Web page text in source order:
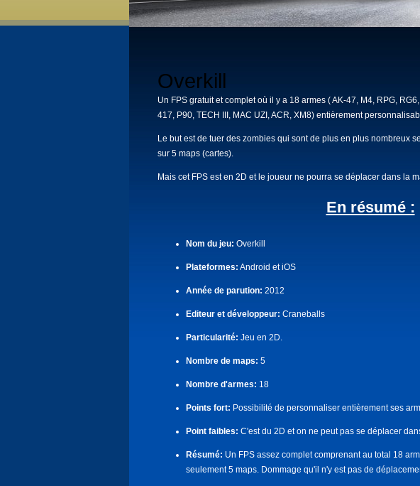
Overkill
Un FPS gratuit et complet où il y a 18 armes ( AK-47, M4, RPG,
417, P90, TECH III, MAC UZI, ACR, XM8) entièrement
Le but est de tuer des zombies qui sont de plus en plus nombreux
sur 5 maps (cartes).
Mais cet FPS est en 2D et le joueur ne pourra se déplacer dans la
En résumé :
Nom du jeu: Overkill
Plateformes: Android et iOS
Année de parution: 2012
Editeur et développeur: Craneballs
Particularité: Jeu en 2D.
Nombre de maps: 5
Nombre d'armes: 18
Points fort: Possibilité de personnaliser entièrement ses
Point faibles: C'est du 2D et on ne peut pas se déplacer
Résumé: Un FPS assez complet comprenant au total 18
seulement 5 maps. Dommage qu'il n'y est pas de